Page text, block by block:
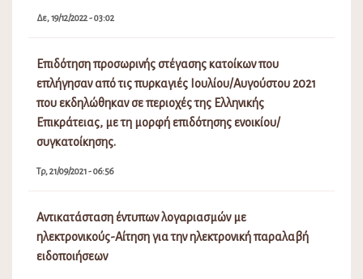
Δε, 19/12/2022 - 03:02
Επιδότηση προσωρινής στέγασης κατοίκων που
επλήγησαν από τις πυρκαγιές Ιουλίου/Αυγούστου 2021
που εκδηλώθηκαν σε περιοχές της Ελληνικής
Επικράτειας, με τη μορφή επιδότησης ενοικίου/
συγκατοίκησης.
Τρ, 21/09/2021 - 06:56
Αντικατάσταση έντυπων λογαριασμών με
ηλεκτρονικούς-Αίτηση για την ηλεκτρονική παραλαβή
ειδοποιήσεων